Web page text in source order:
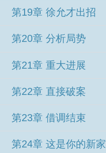
第19章 徐允才出招
第20章 分析局势
第21章 重大进展
第22章 直接破案
第23章 借调结束
第24章 这是你的新家